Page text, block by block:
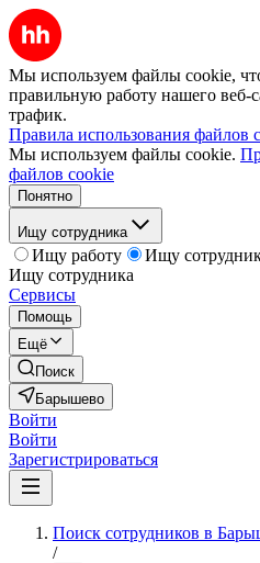
Мы используем файлы cookie,
правильную работу нашего веб-
трафик.
Правила использования файлов
Мы используем файлы cookie.
файлов cookie
Понятно
Ищу сотрудника
Ищу работу
Ищу
Ищу сотрудника
Сервисы
Помощь
Ещё
Поиск
Барышево
Войти
Войти
Зарегистрироваться
Поиск сотрудников в
/